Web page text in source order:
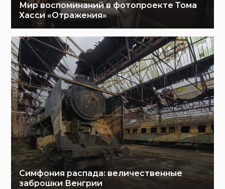
Мир воспоминаний в фотопроекте Тома
Хасси «Отражения»
Симфония распада: величественные
заброшки Венгрии